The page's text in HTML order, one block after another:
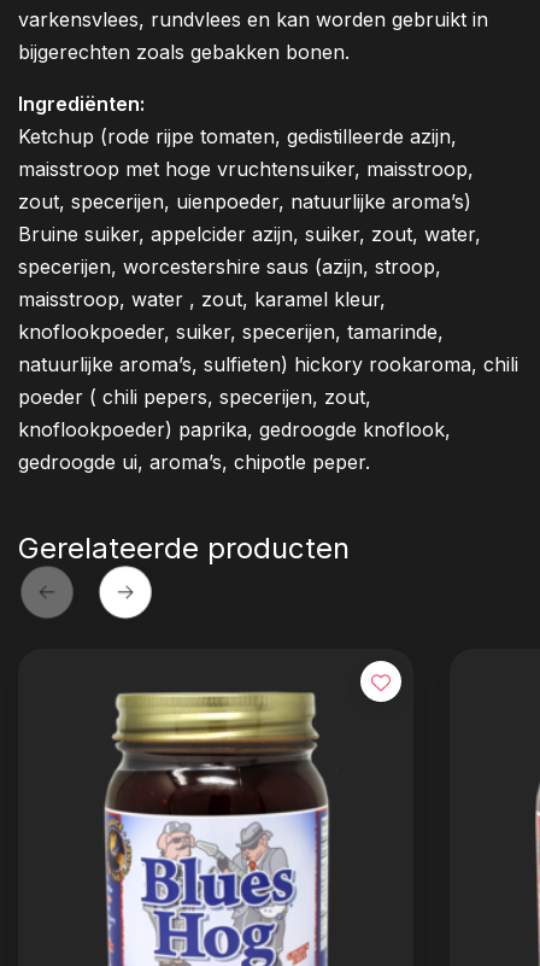
varkensvlees, rundvlees en kan worden gebruikt in
bijgerechten zoals gebakken bonen.
Ingrediënten:
Ketchup (rode rijpe tomaten, gedistilleerde azijn,
maisstroop met hoge vruchtensuiker, maisstroop,
zout, specerijen, uienpoeder, natuurlijke aroma’s)
Bruine suiker, appelcider azijn, suiker, zout, water,
specerijen, worcestershire saus (azijn, stroop,
maisstroop, water , zout, karamel kleur,
knoflookpoeder, suiker, specerijen, tamarinde,
natuurlijke aroma’s, sulfieten) hickory rookaroma, chili
poeder ( chili pepers, specerijen, zout,
knoflookpoeder) paprika, gedroogde knoflook,
gedroogde ui, aroma’s, chipotle peper.
Gerelateerde producten